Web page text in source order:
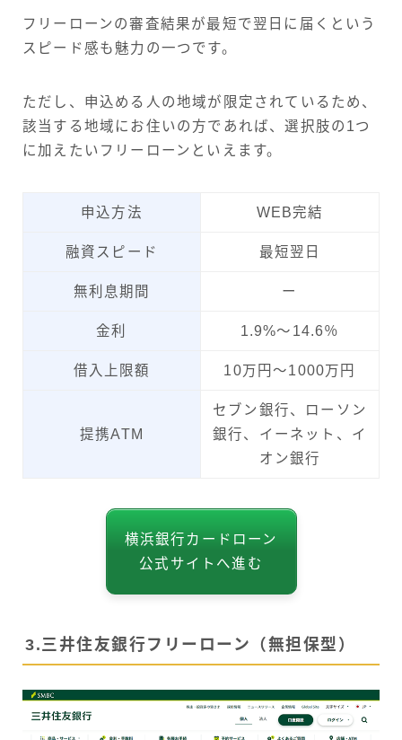
フリーローンの審査結果が最短で翌日に届くという
スピード感も魅力の一つです。
ただし、申込める人の地域が限定されているため、
該当する地域にお住いの方であれば、選択肢の1つ
に加えたいフリーローンといえます。
申込方法 WEB完結
融資スピード 最短翌日
無利息期間 ー
金利 1.9%～14.6％
借入上限額 10万円～1000万円
提携ATM
セブン銀行、ローソン
銀行、イーネット、イ
オン銀行
横浜銀行カードローン
公式サイトへ進む
3.三井住友銀行フリーローン（無担保型）